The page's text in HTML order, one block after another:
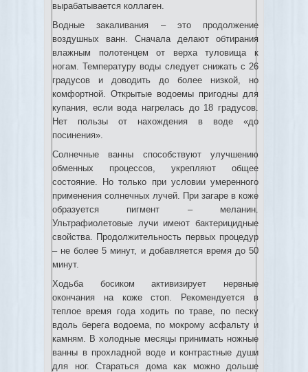
вырабатывается коллаген.
Водные закаливания – это продолжение
воздушных ванн. Сначала делают обтирания
влажным полотенцем от верха туловища к
ногам. Температуру воды следует снижать с 26
градусов и доводить до более низкой, но
комфортной. Открытые водоемы пригодны для
купания, если вода нагрелась до 18 градусов.
Нет пользы от нахождения в воде «до
посинения».
Солнечные ванны способствуют улучшению
обменных процессов, укрепляют общее
состояние. Но только при условии умеренного
применения солнечных лучей. При загаре в коже
образуется пигмент – меланин.
Ультрафиолетовые лучи имеют бактерицидные
свойства. Продолжительность первых процедур
– не более 5 минут, и добавляется время до 50
минут.
Ходьба босиком активизирует нервные
окончания на коже стоп. Рекомендуется в
теплое время года ходить по траве, по песку
вдоль берега водоема, по мокрому асфальту и
камням. В холодные месяцы принимать ножные
ванны в прохладной воде и контрастные души
для ног. Стараться дома как можно дольше